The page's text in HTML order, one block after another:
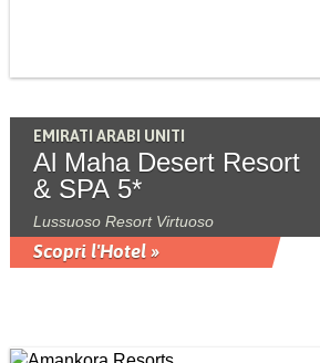
EMIRATI ARABI UNITI
Al Maha Desert Resort
& SPA 5*
Lussuoso Resort Virtuoso
Scopri l'Hotel »